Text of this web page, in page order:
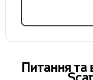
Питання та